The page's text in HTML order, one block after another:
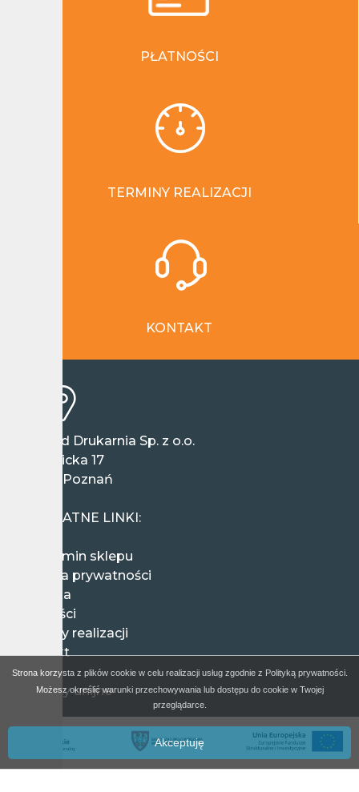
PŁATNOŚCI
TERMINY REALIZACJI
KONTAKT
Wieland Drukarnia Sp. z o.o.
ul. Ziębicka 17
60-164 Poznań
PRZYDATNE LINKI:
Regulamin sklepu
Polityka prywatności
Wysyłka
Płatności
Terminy realizacji
Kontakt
FAQ
Projekty unijne
Strona korzysta z plików cookie w celu realizacji usług zgodnie z Polityką prywatności.
Możesz określić warunki przechowywania lub dostępu do cookie w Twojej
przeglądarce.
Akceptuję